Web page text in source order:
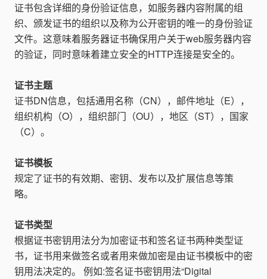
物流行业
帮助中心
证书包含详细的身份验证信息，如服务器内容附属的组
织、颁发证书的组织以及称为公开密钥的唯一的身份验证
文件。这意味着服务器证书确保用户关于web服务器内容
的验证，同时意味着建立安全的HTTP连接是安全的。
证书主题
证书DN信息，包括通用名称（CN），邮件地址（E），
组织机构（O），组织部门（OU），地区（ST），国家
（C）。
证书模板
规定了证书的有效期、密钥、发布以及扩展信息等策
略。
证书类型
根据证书密钥用法分为加密证书和签名证书两种类型证
书，证书用来做签名或者用来做加密是由证书模板中的密
钥用法决定的。 例如:签名证书密钥用法“Digital